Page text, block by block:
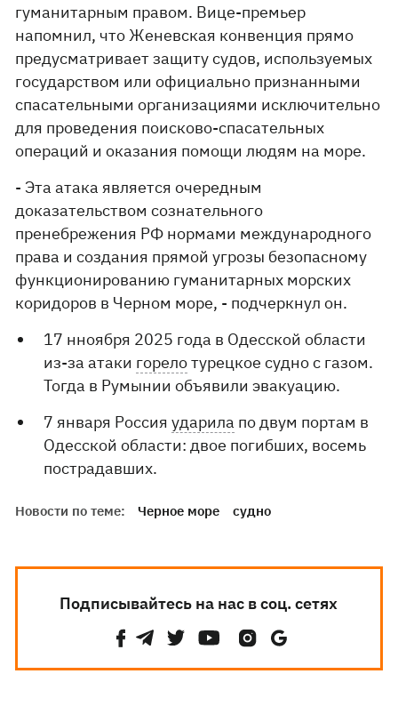
гуманитарным правом. Вице-премьер
напомнил, что Женевская конвенция прямо
предусматривает защиту судов, используемых
государством или официально признанными
спасательными организациями исключительно
для проведения поисково-спасательных
операций и оказания помощи людям на море.
- Эта атака является очередным
доказательством сознательного
пренебрежения РФ нормами международного
права и создания прямой угрозы безопасному
функционированию гуманитарных морских
коридоров в Черном море, - подчеркнул он.
17 нноября 2025 года в Одесской области
из-за атаки горелотурецкое судно с газом.
Тогда в Румынии объявили эвакуацию.
7 января Россияударила по двум портам в
Одесской области: двое погибших, восемь
пострадавших.
Новости по теме: Черное море судно
Подписывайтесь на нас в соц. сетях